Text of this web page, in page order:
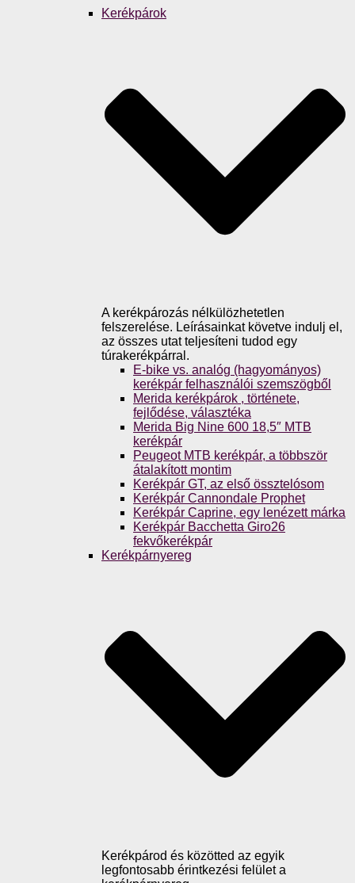
Kerékpárok
A kerékpározás nélkülözhetetlen
felszerelése. Leírásainkat követve indulj el,
az összes utat teljesíteni tudod egy
túrakerékpárral.
E-bike vs. analóg (hagyományos)
kerékpár felhasználói szemszögből
Merida kerékpárok , története,
fejlődése, választéka
Merida Big Nine 600 18,5″ MTB
kerékpár
Peugeot MTB kerékpár, a többször
átalakított montim
Kerékpár GT, az első össztelósom
Kerékpár Cannondale Prophet
Kerékpár Caprine, egy lenézett márka
Kerékpár Bacchetta Giro26
fekvőkerékpár
Kerékpárnyereg
Kerékpárod és közötted az egyik
legfontosabb érintkezési felület a